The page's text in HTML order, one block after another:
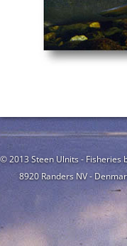
© 2013 Steen Ulnits - Fisheries
8920 Randers NV -